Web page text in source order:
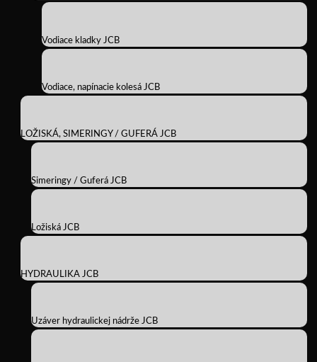
Vodiace kladky JCB
Vodiace, napínacie kolesá JCB
LOŽISKÁ, SIMERINGY / GUFERÁ JCB
Simeringy / Guferá JCB
Ložiská JCB
HYDRAULIKA JCB
Uzáver hydraulickej nádrže JCB